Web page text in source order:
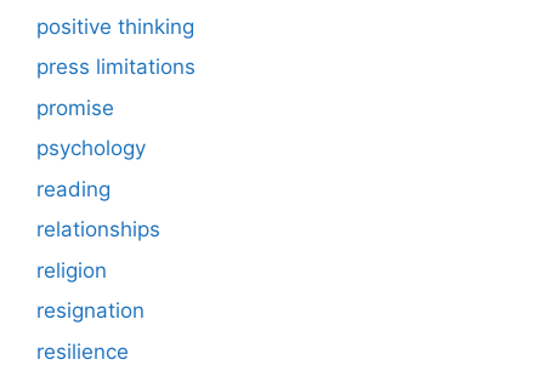
positive thinking
press limitations
promise
psychology
reading
relationships
religion
resignation
resilience